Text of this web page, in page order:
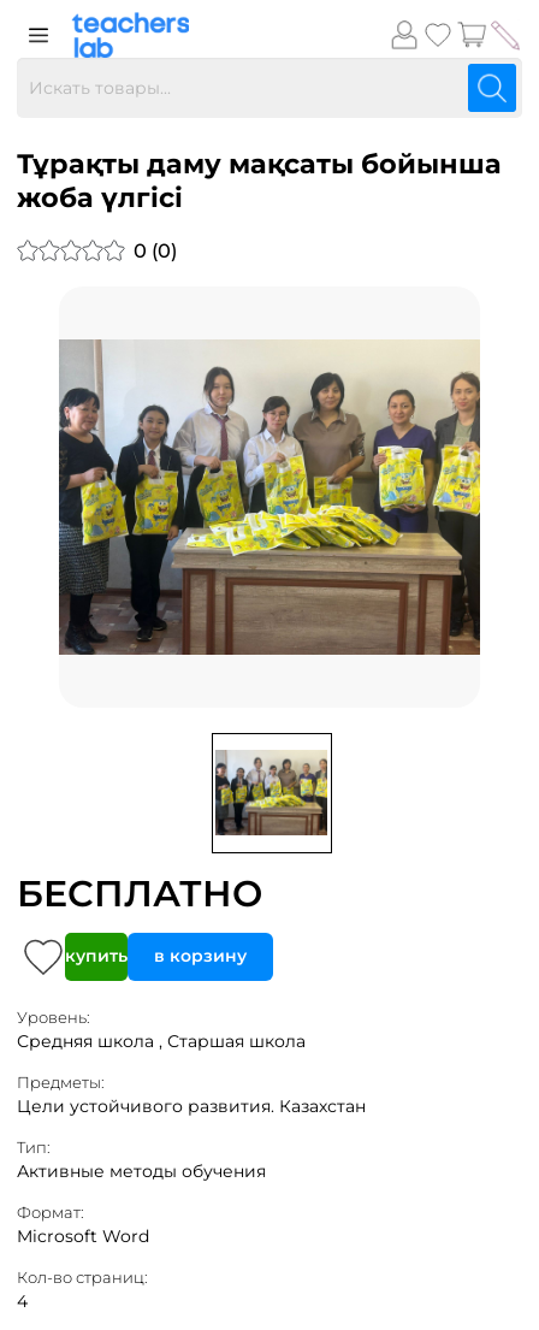
Тұрақты даму мақсаты бойынша
жоба үлгісі
0 (0)
БЕСПЛАТНО
купить в корзину
Уровень:
Средняя школа , Старшая школа
Предметы:
Цели устойчивого развития. Казахстан
Тип:
Активные методы обучения
Формат:
Microsoft Word
Кол-во страниц:
4